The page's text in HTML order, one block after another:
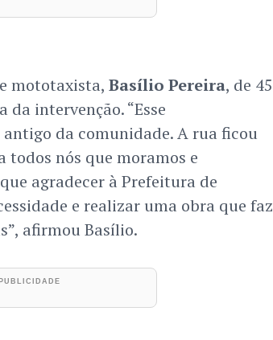
mototaxista, Basílio Pereira, de 45
intervenção. “Esse
da comunidade. A rua ficou
nós que moramos e
agradecer à Prefeitura de
e realizar uma obra que faz
afirmou Basílio.